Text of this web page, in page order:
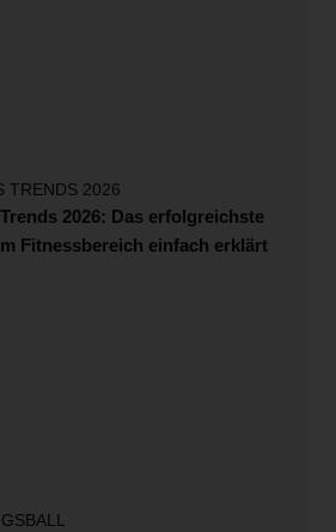
TRENDS 2026
2026: Das erfolgreichste
Fitnessbereich einfach erklärt